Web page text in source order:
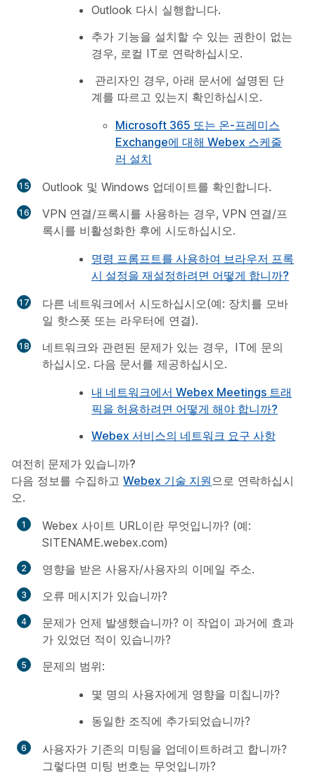
Outlook 다시 실행합니다.
추가 기능을 설치할 수 있는 권한이 없는
경우, 로컬 IT로 연락하십시오.
관리자인 경우, 아래 문서에 설명된 단
계를 따르고 있는지 확인하십시오.
Microsoft 365 또는 온-프레미스
Exchange에 대해 Webex 스케줄
러 설치
Outlook 및 Windows 업데이트를 확인합니다.
VPN 연결/프록시를 사용하는 경우, VPN 연결/프
록시를 비활성화한 후에 시도하십시오.
명령 프롬프트를 사용하여 브라우저 프록
시 설정을 재설정하려면 어떻게 합니까?
다른 네트워크에서 시도하십시오(예: 장치를 모바
일 핫스폿 또는 라우터에 연결).
네트워크와 관련된 문제가 있는 경우, IT에 문의
하십시오. 다음 문서를 제공하십시오.
내 네트워크에서 Webex Meetings 트래
픽을 허용하려면 어떻게 해야 합니까?
Webex 서비스의 네트워크 요구 사항
여전히 문제가 있습니까?
다음 정보를 수집하고 Webex 기술 지원으로 연락하십시
오.
Webex 사이트 URL이란 무엇입니까? (예:
SITENAME.webex.com)
영향을 받은 사용자/사용자의 이메일 주소.
오류 메시지가 있습니까?
문제가 언제 발생했습니까? 이 작업이 과거에 효과
가 있었던 적이 있습니까?
문제의 범위:
몇 명의 사용자에게 영향을 미칩니까?
동일한 조직에 추가되었습니까?
사용자가 기존의 미팅을 업데이트하려고 합니까?
그렇다면 미팅 번호는 무엇입니까?